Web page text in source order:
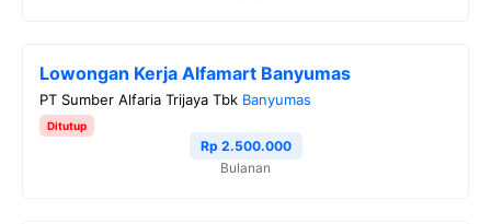
Lowongan Kerja Alfamart Banyumas
PT Sumber Alfaria Trijaya Tbk Banyumas
Ditutup
Rp 2.500.000
Bulanan